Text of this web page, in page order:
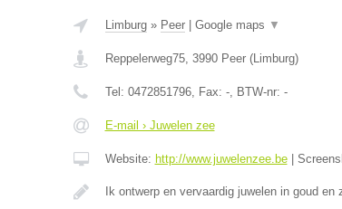
Limburg» Peer| Google maps ▼
Reppelerweg75, 3990 Peer(Limburg)
Tel: 0472851796, Fax: -, BTW-nr: -
E-mail › Juwelen zee
Website: http://www.juwelenzee.be|
Ik ontwerp en vervaardig juwelen in goud en